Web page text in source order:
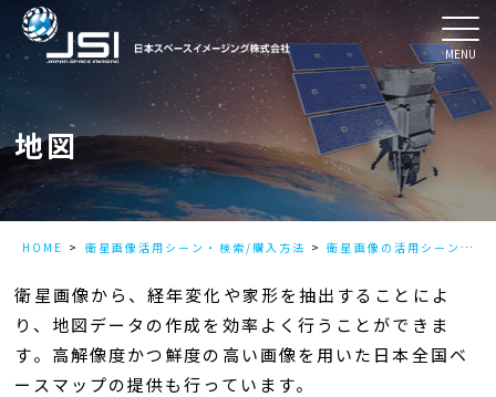
MENU
HOME 衛星画像活用シーン・検索/購入方法 衛星画像の活用シーン
地図
衛星画像から、経年変化や家形を抽出することによ
り、地図データの作成を効率よく行うことができま
す。高解像度かつ鮮度の高い画像を用いた日本全国ベ
ースマップの提供も行っています。